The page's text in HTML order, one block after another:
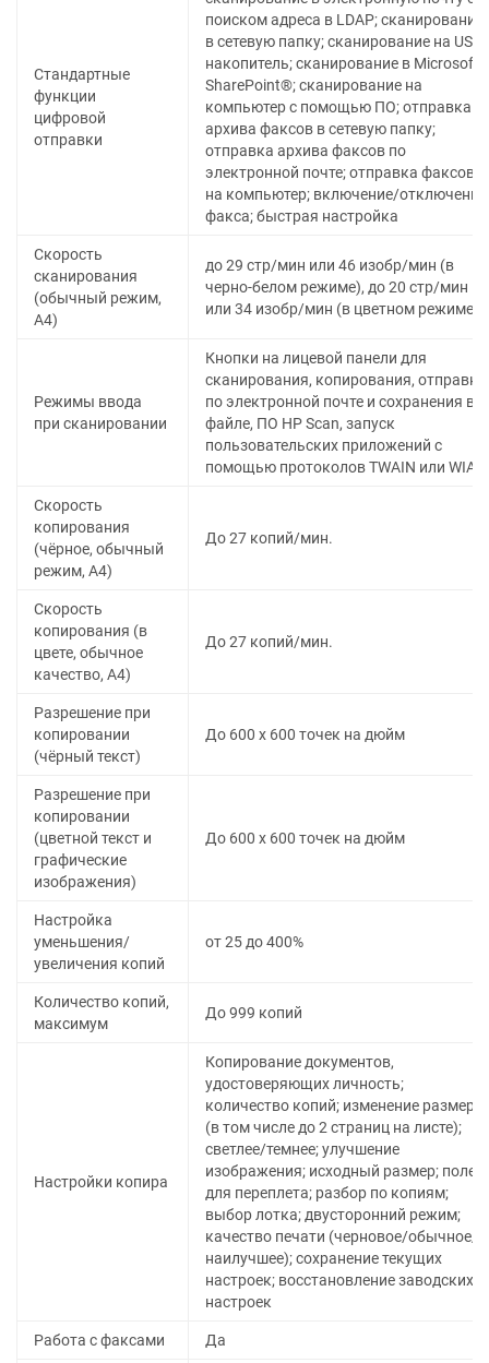
Стандартные
функции
цифровой
отправки
поиском адреса в LDAP; сканирование
в сетевую папку; сканирование на USB-
накопитель; сканирование в Microsoft
SharePoint®; сканирование на
компьютер с помощью ПО; отправка
архива факсов в сетевую папку;
отправка архива факсов по
электронной почте; отправка факсов
на компьютер; включение/отключение
факса; быстрая настройка
Скорость
сканирования
(обычный режим,
A4)
до 29 стр/мин или 46 изобр/мин (в
черно-белом режиме), до 20 стр/мин
или 34 изобр/мин (в цветном режиме)
Режимы ввода
при сканировании
Кнопки на лицевой панели для
сканирования, копирования, отправки
по электронной почте и сохранения в
файле, ПО HP Scan, запуск
пользовательских приложений с
помощью протоколов TWAIN или WIA
Скорость
копирования
(чёрное, обычный
режим, A4)
До 27 копий/мин.
Скорость
копирования (в
цвете, обычное
качество, A4)
До 27 копий/мин.
Разрешение при
копировании
(чёрный текст)
До 600 х 600 точек на дюйм
Разрешение при
копировании
(цветной текст и
графические
изображения)
До 600 х 600 точек на дюйм
Настройка
уменьшения/
увеличения копий
от 25 до 400%
Количество копий,
максимум
До 999 копий
Настройки копира
Копирование документов,
удостоверяющих личность;
количество копий; изменение размера
(в том числе до 2 страниц на листе);
светлее/темнее; улучшение
изображения; исходный размер; поле
для переплета; разбор по копиям;
выбор лотка; двусторонний режим;
качество печати (черновое/обычное/
наилучшее); сохранение текущих
настроек; восстановление заводских
настроек
Работа с факсами Да